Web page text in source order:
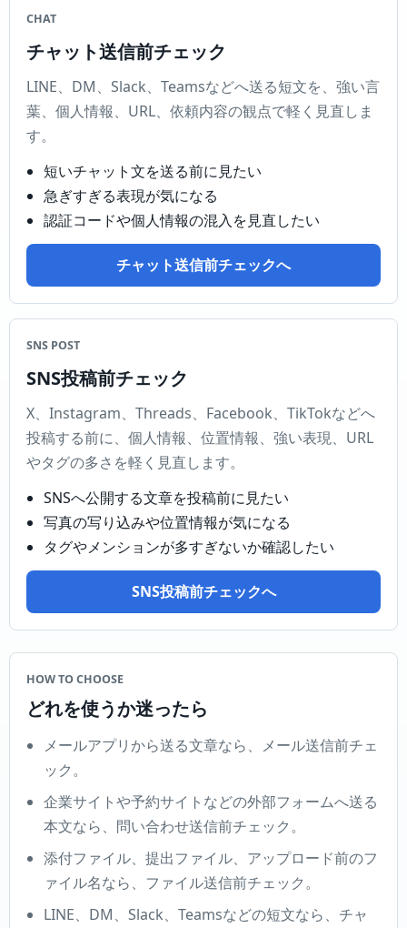
CHAT
チャット送信前チェック
LINE、DM、Slack、Teamsなどへ送る短文を、強い言
葉、個人情報、URL、依頼内容の観点で軽く見直しま
す。
短いチャット文を送る前に見たい
急ぎすぎる表現が気になる
認証コードや個人情報の混入を見直したい
チャット送信前チェックへ
SNS POST
SNS投稿前チェック
X、Instagram、Threads、Facebook、TikTokなどへ
投稿する前に、個人情報、位置情報、強い表現、URL
やタグの多さを軽く見直します。
SNSへ公開する文章を投稿前に見たい
写真の写り込みや位置情報が気になる
タグやメンションが多すぎないか確認したい
SNS投稿前チェックへ
HOW TO CHOOSE
どれを使うか迷ったら
メールアプリから送る文章なら、メール送信前チェ
ック。
企業サイトや予約サイトなどの外部フォームへ送る
本文なら、問い合わせ送信前チェック。
添付ファイル、提出ファイル、アップロード前のフ
ァイル名なら、ファイル送信前チェック。
LINE、DM、Slack、Teamsなどの短文なら、チャ